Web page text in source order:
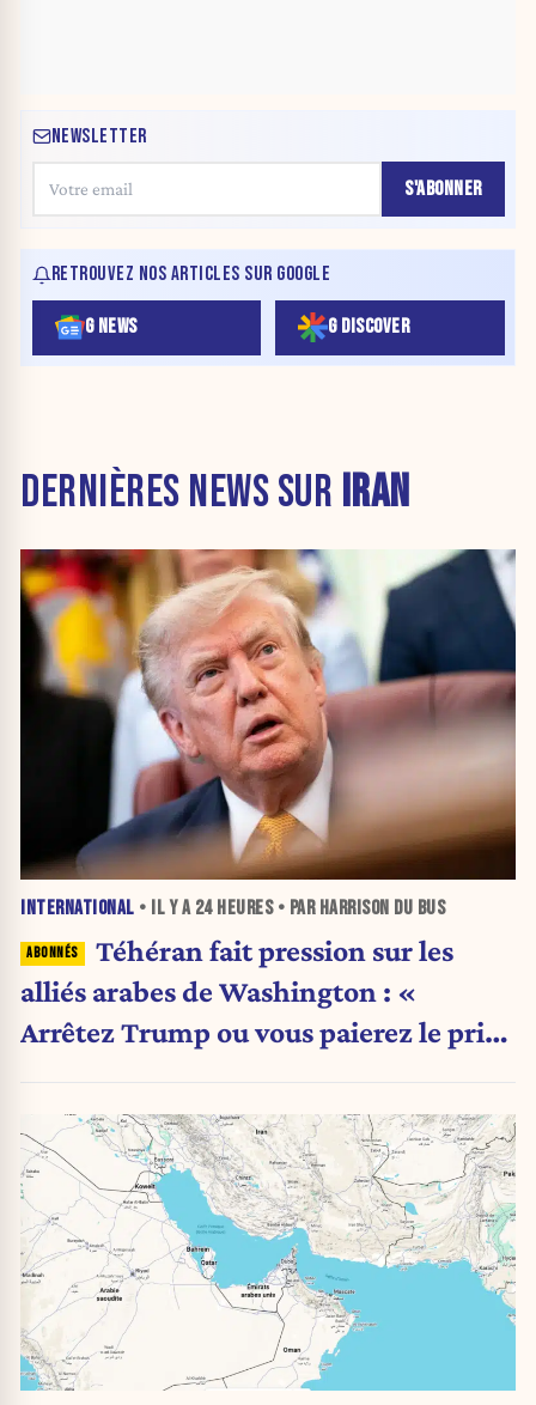
NEWSLETTER
S'ABONNER
RETROUVEZ NOS ARTICLES SUR GOOGLE
G NEWS G DISCOVER
DERNIÈRES NEWS SUR IRAN
INTERNATIONAL • IL Y A 24 HEURES• PAR HARRISON DU BUS
Téhéran fait pression sur les
alliés arabes de Washington : «
Arrêtez Trump ou vous paierez le prix